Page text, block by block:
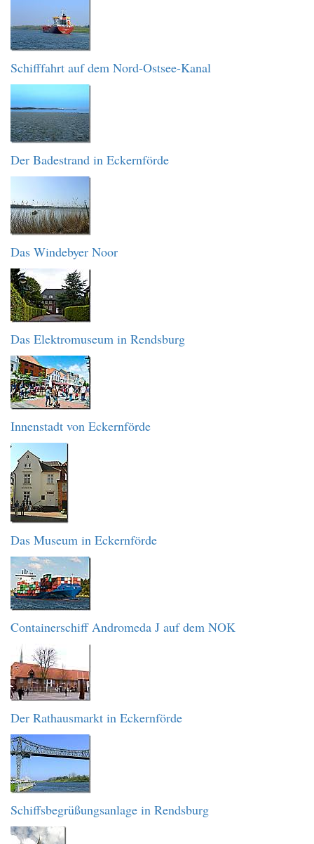
Schifffahrt auf dem Nord-Ostsee-Kanal
Der Badestrand in Eckernförde
Das Windebyer Noor
Das Elektromuseum in Rendsburg
Innenstadt von Eckernförde
Das Museum in Eckernförde
Containerschiff Andromeda J auf dem NOK
Der Rathausmarkt in Eckernförde
Schiffsbegrüßungsanlage in Rendsburg